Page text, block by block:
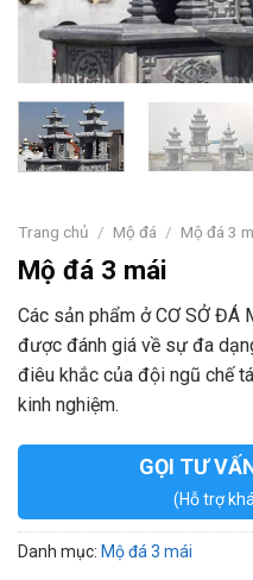
Trang chủ / Mộ đá / Mộ đá 3
Mộ đá 3 mái
Các sản phẩm ở CƠ SỞ ĐÁ
được đánh giá về sự đa
điêu khắc của đội ngũ chế
kinh nghiệm.
GỌI TƯ
(Hỗ trợ
Danh mục: Mộ đá 3 mái